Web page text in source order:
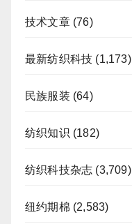
技术文章(76)
最新纺织科技 (1,173)
民族服装 (64)
纺织知识 (182)
纺织科技杂志 (3,709)
纽约期棉 (2,583)